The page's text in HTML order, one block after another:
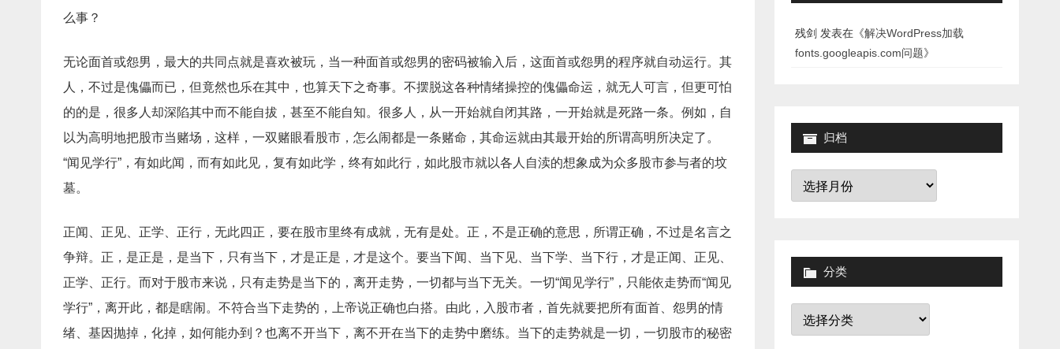
么事？
无论面首或怨男，最大的共同点就是喜欢被玩，当一种面首或怨男的密码被输入后，这面首或怨男的程序就自动运行。其
人，不过是傀儡而已，但竟然也乐在其中，也算天下之奇事。不摆脱这各种情绪操控的傀儡命运，就无人可言，但更可怕
的的是，很多人却深陷其中而不能自拔，甚至不能自知。很多人，从一开始就自闭其路，一开始就是死路一条。例如，自
以为高明地把股市当赌场，这样，一双赌眼看股市，怎么闹都是一条赌命，其命运就由其最开始的所谓高明所决定了。
“闻见学行”，有如此闻，而有如此见，复有如此学，终有如此行，如此股市就以各人自渎的想象成为众多股市参与者的坟
墓。
正闻、正见、正学、正行，无此四正，要在股市里终有成就，无有是处。正，不是正确的意思，所谓正确，不过是名言之
争辩。正，是正是，是当下，只有当下，才是正是，才是这个。要当下闻、当下见、当下学、当下行，才是正闻、正见、
正学、正行。而对于股市来说，只有走势是当下的，离开走势，一切都与当下无关。一切“闻见学行”，只能依走势而“闻见
学行”，离开此，都是瞎闹。不符合当下走势的，上帝说正确也白搭。由此，入股市者，首先就要把所有面首、怨男的情
绪、基因抛掉，化掉，如何能办到？也离不开当下，离不开在当下的走势中磨练。当下的走势就是一切，一切股市的秘密
残剑 发表在《解决WordPress加载
fonts.googleapis.com问题》
归档
归
分类
分